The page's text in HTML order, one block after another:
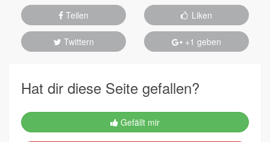
Teilen Liken
Twittern +1 geben
Hat dir diese Seite gefallen?
Gefällt mir